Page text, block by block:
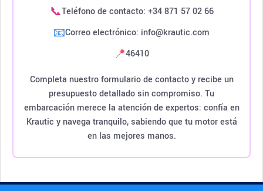
📞Teléfono de contacto: +34 871 57 02 66
📧Correo electrónico: info@krautic.com
📍46410
Completa nuestro formulario de contacto y recibe un
presupuesto detallado sin compromiso. Tu
embarcación merece la atención de expertos: confía en
Krautic y navega tranquilo, sabiendo que tu motor está
en las mejores manos.